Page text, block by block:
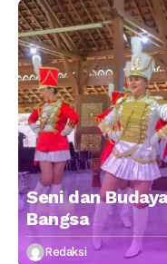
Seni dan
Bangsa
Redaksi